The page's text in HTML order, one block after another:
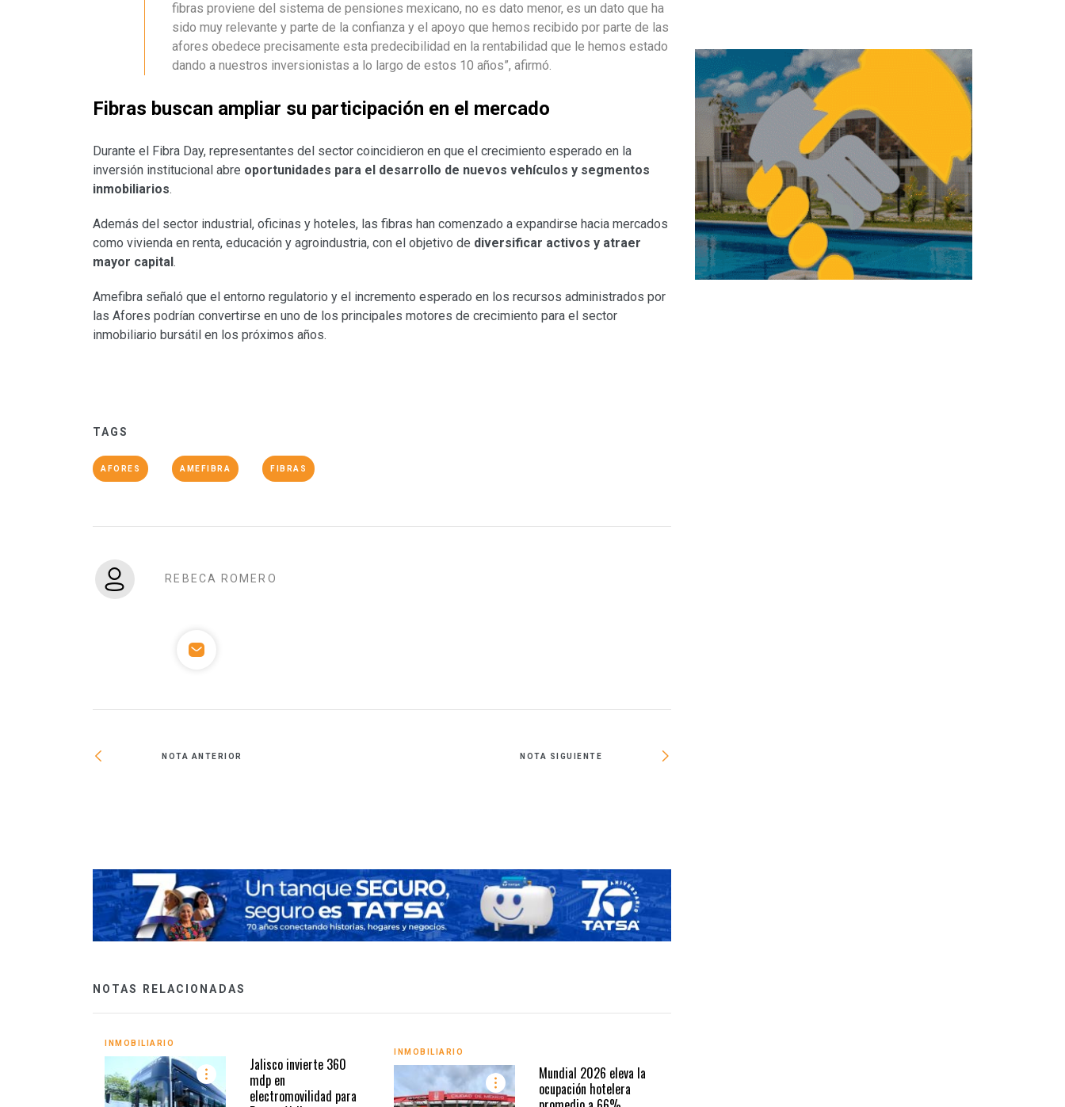
fibras proviene del sistema de pensiones mexicano, no es dato menor, es un dato que ha
sido muy relevante y parte de la confianza y el apoyo que hemos recibido por parte de las
afores obedece precisamente esta predecibilidad en la rentabilidad que le hemos estado
dando a nuestros inversionistas a lo largo de estos 10 años”, afirmó.
Fibras buscan ampliar su participación en el mercado
Durante el Fibra Day, representantes del sector coincidieron en que el crecimiento esperado en la
inversión institucional abre oportunidades para el desarrollo de nuevos vehículos y segmentos
inmobiliarios.
Además del sector industrial, oficinas y hoteles, las fibras han comenzado a expandirse hacia mercados
como vivienda en renta, educación y agroindustria, con el objetivo de diversificar activos y atraer
mayor capital .
Amefibra señaló que el entorno regulatorio y el incremento esperado en los recursos administrados por
las Afores podrían convertirse en uno de los principales motores de crecimiento para el sector
inmobiliario bursátil en los próximos años.
TAGS
AFORES AMEFIBRA FIBRAS
REBECA ROMERO
NOTA ANTERIOR NOTA SIGUIENTE
NOTAS RELACIONADAS
INMOBILIARIO
Jalisco invierte 360
mdp en
electromovilidad para
INMOBILIARIO
Mundial 2026 eleva la
ocupación hotelera